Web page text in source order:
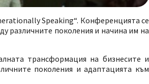
Speaking“. Конференцията се
различните поколения и начина им на
трансформация на бизнесите и
поколения и адаптацията към